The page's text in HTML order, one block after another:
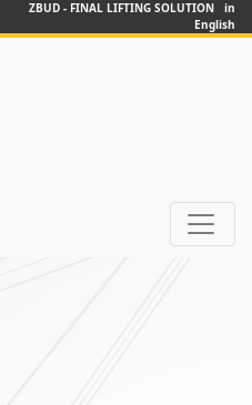
ZBUD - FINAL LIFTING SOLUTION in
English